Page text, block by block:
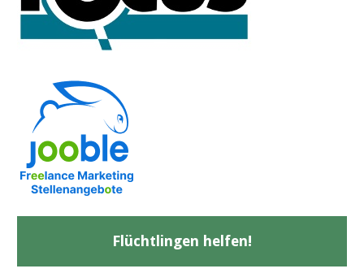
Flüchtlingen helfen!